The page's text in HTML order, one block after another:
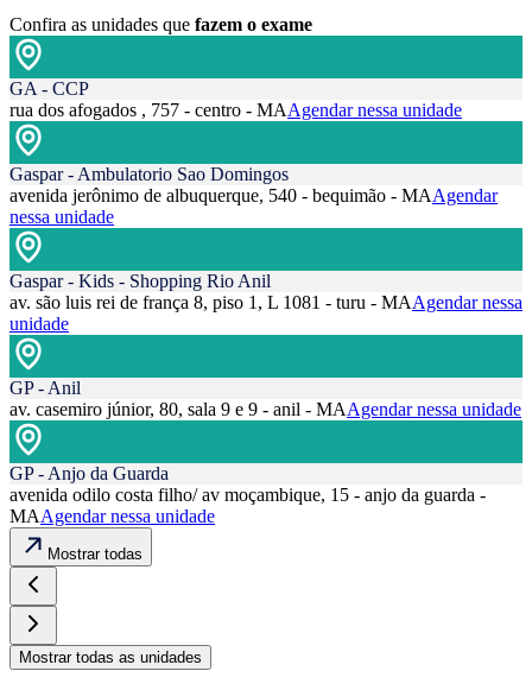
Confira as unidades que fazem o exame
GA - CCP
rua dos afogados , 757 - centro - MAAgendar nessa unidade
Gaspar - Ambulatorio Sao Domingos
avenida jerônimo de albuquerque, 540 - bequimão - MAAgendar
nessa unidade
Gaspar - Kids - Shopping Rio Anil
av. são luis rei de frança 8, piso 1, L 1081 - turu - MAAgendar nessa
unidade
GP - Anil
av. casemiro júnior, 80, sala 9 e 9 - anil - MAAgendar nessa unidade
GP - Anjo da Guarda
avenida odilo costa filho/ av moçambique, 15 - anjo da guarda -
MAAgendar nessa unidade
Mostrar todas
Mostrar todas as unidades